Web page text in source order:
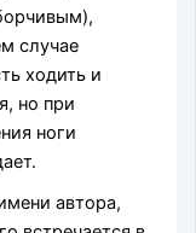
случае
ходить и
но при
ноги
автора,